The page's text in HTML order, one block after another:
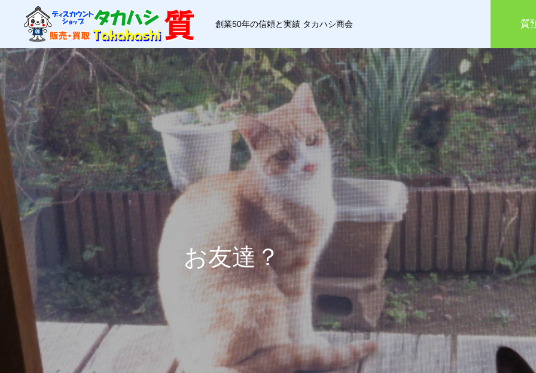
創業50年の信頼と実績 タカハシ商会 質
お友達？